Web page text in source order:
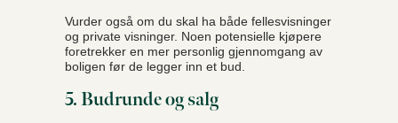
Vurder også om du skal ha både fellesvisninger
og private visninger. Noen potensielle kjøpere
foretrekker en mer personlig gjennomgang av
boligen før de legger inn et bud.
5. Budrunde og salg